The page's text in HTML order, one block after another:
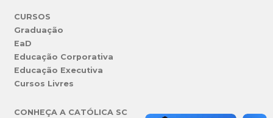
CURSOS
Graduação
EaD
Educação Corporativa
Educação Executiva
Cursos Livres
CONHEÇA A CATÓLICA SC